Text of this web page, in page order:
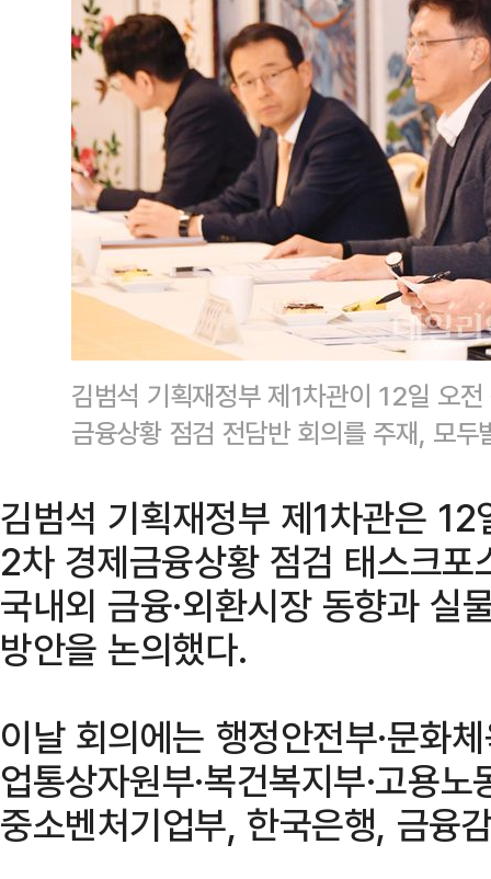
김범석 기획재정부 제1차관이 12일 오
금융상황 점검 전담반 회의를 주재, 모
김범석 기획재정부 제1차관은
2차 경제금융상황 점검 태스크
국내외 금융·외환시장 동향과 실
방안을 논의했다.
이날 회의에는 행정안전부·문화
업통상자원부·복건복지부·고용노
중소벤처기업부, 한국은행, 금융